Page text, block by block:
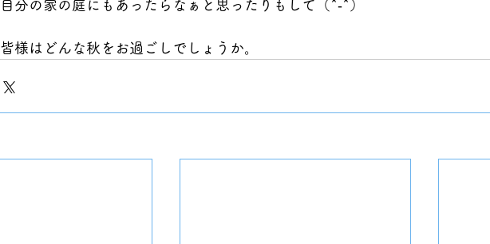
自分の家の庭にもあったらなぁと思ったりもして（^‐^）
皆様はどんな秋をお過ごしでしょうか。